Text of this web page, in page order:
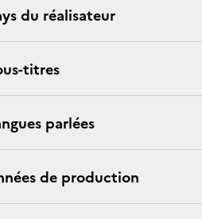
du réalisateur
titres
parlées
de production